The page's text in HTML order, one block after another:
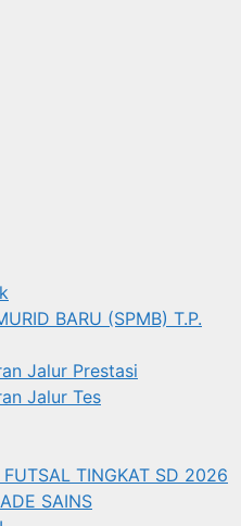
BARU (SPMB) T.P.
Jalur Prestasi
Jalur Tes
TINGKAT SD 2026
SAINS